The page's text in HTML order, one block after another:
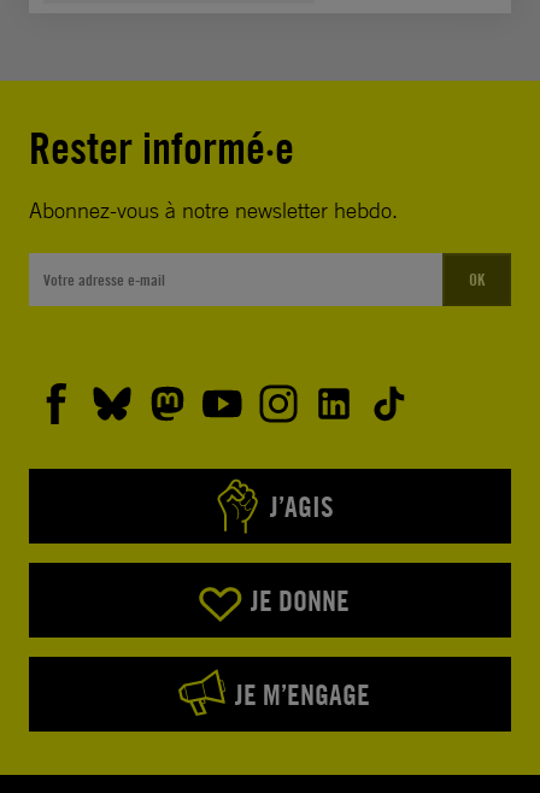
Rester informé·e
Abonnez-vous à notre newsletter hebdo.
OK
J’AGIS
JE DONNE
JE M’ENGAGE